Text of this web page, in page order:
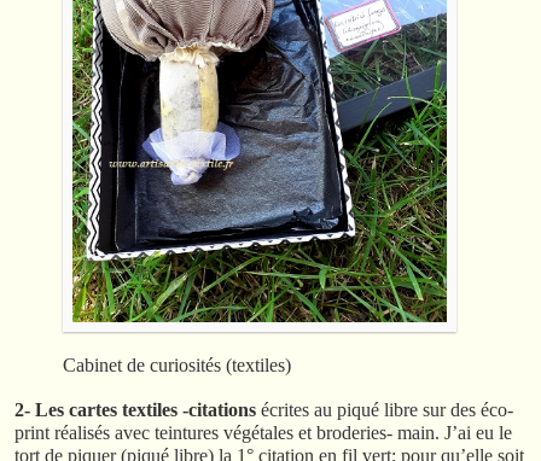
Cabinet de curiosités (textiles)
2- Les cartes textiles -citations écrites au piqué libre sur des éco-
print réalisés avec teintures végétales et broderies- main. J’ai eu le
tort de piquer (piqué libre) la 1° citation en fil vert; pour qu’elle soit